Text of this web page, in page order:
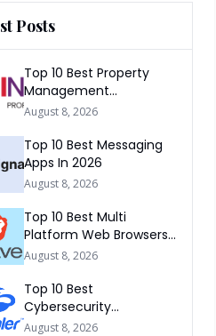
Posts
Top 10 Best Property
Management
Companies In South
August 8, 2026
Top 10 Best Messaging
Apps In 2026
August 8, 2026
Top 10 Best Multi
Platform Web Browsers
In The world 2026
August 8, 2026
Top 10 Best
Cybersecurity
Companies In America
August 8, 2026